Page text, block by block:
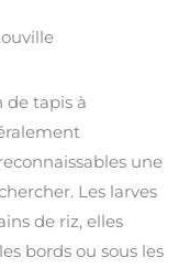
de tapis à
une
Les larves
de riz, elles
bords ou sous les